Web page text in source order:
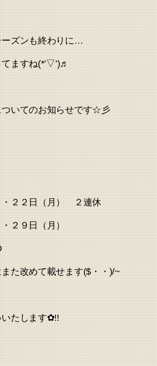
ーズンも終わりに…
ますね(*’▽’)♬
ついてのお知らせです☆彡
・２２日（月） ２連休
２９日（月）
た改めて載せます($・・)/~
いたします✿!!